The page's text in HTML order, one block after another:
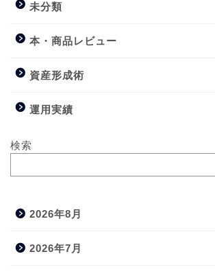
未分類
本・商品レビュー
資産形成術
運用実績
検索
2026年8月
2026年7月